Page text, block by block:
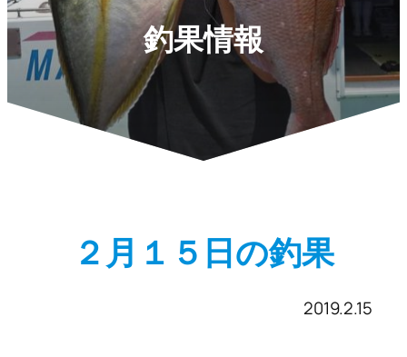
釣果情報
２月１５日の釣果
2019.2.15